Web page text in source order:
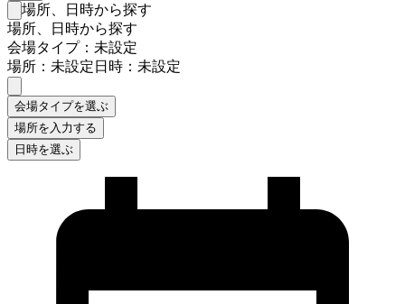
検索フォームを閉じる
場所、日時から探す
場所、日時から探す
会場タイプ：未設定
場所：未設定日時：未設定
会場タイプを選ぶ
場所を入力する
日時を選ぶ